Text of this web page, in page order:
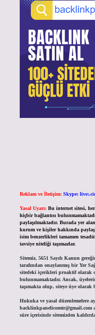
Reklam ve İletişim: Skype:
Yasal Uyarı: Bu internet sitesi,
hiçbir bağlantısı
paylaşılmaktadır. Burada yer
kurum ve kişiler hakkında
isim benzerlikleri tamamen
tavsiye niteliği taşımazlar.
Sitemiz, 5651 Sayılı Kanun
tarafından onaylanmış bir Yer
sitedeki içerikleri proaktif olarak
bulunmamaktadır. Ancak,
taşımakta olup, siteye üye
Hukuka ve yasal düzenlemelere
backlinkpanelicomtr@gmail.com
süre içerisinde sitemizden